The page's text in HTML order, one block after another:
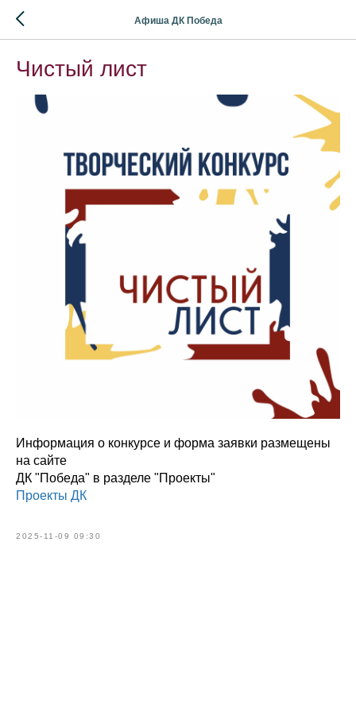
Афиша ДК Победа
Чистый лист
Информация о конкурсе и форма заявки размещены
на сайте
ДК "Победа" в разделе "Проекты"
Проекты ДК
2025-11-09 09:30